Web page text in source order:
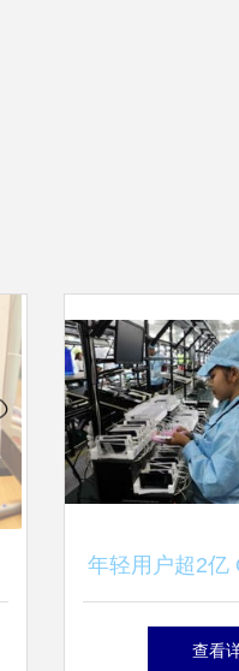
年轻用户超2亿
创销量奇迹 软
查看